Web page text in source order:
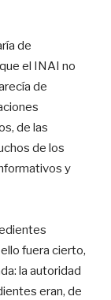
de
el INAI no
de
de las
de los
y
fuera cierto,
la autoridad
eran, de